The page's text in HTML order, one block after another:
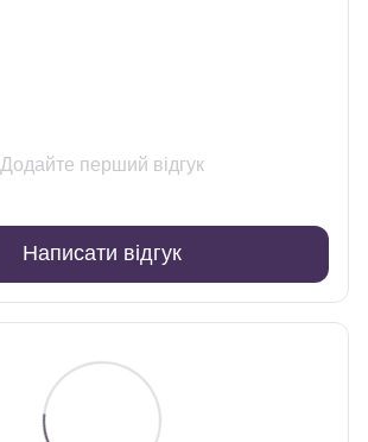
Додайте перший відгук
Написати відгук